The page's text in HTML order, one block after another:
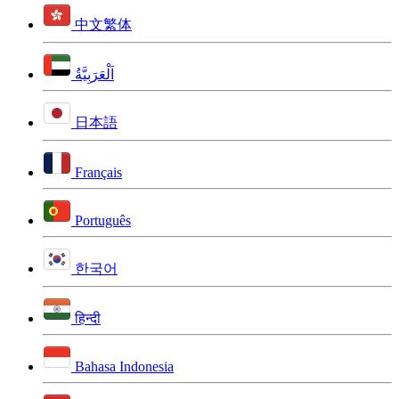
中文繁体
اَلْعَرَبِيَّةُ
日本語
Français
Português
한국어
हिन्दी
Bahasa Indonesia